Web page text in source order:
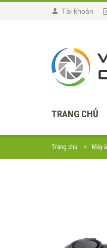
Tài khoản
TRANG CHỦ
Trang chủ Máy